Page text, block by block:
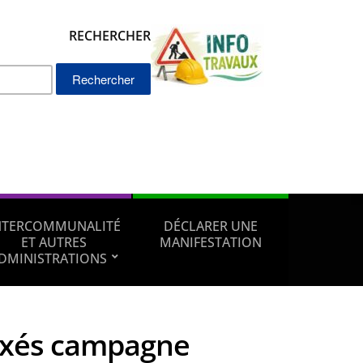
RECHERCHER
Rechercher :
ET AUTRES
DÉCLARER UNE
MANIFESTATION
campagne